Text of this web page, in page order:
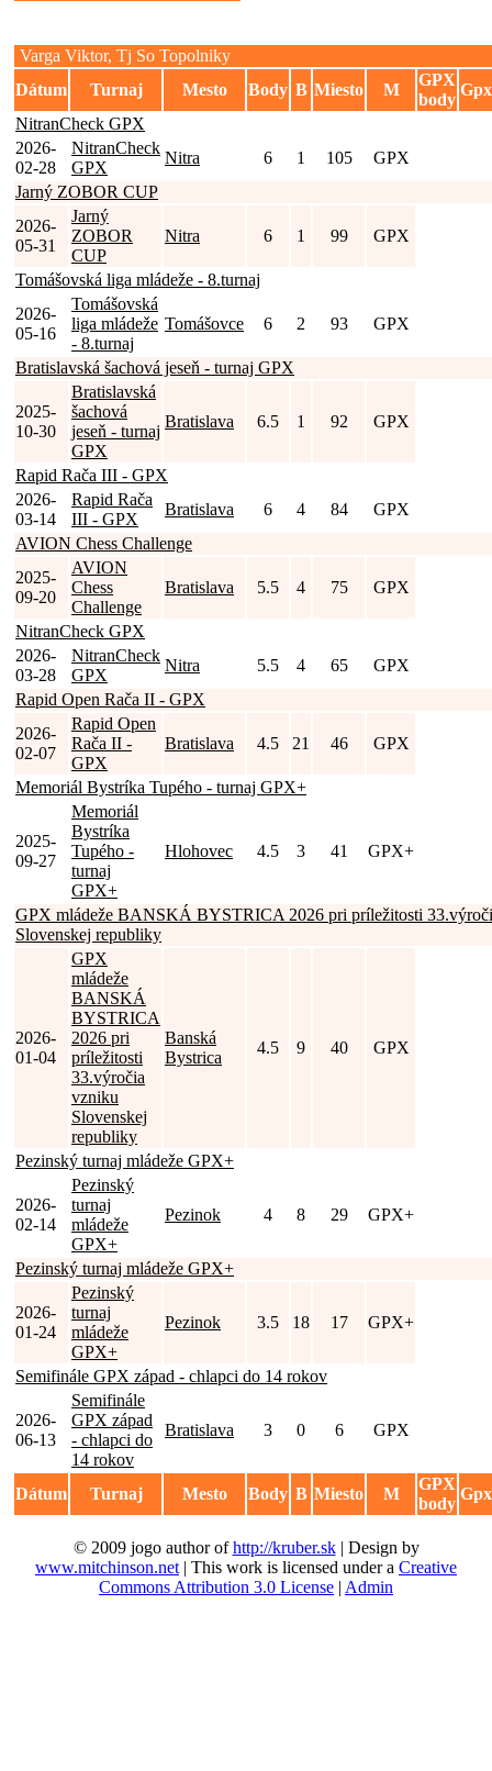
Varga Viktor, Tj So Topolniky
Dátum
Turnaj Mesto Body B Miesto M
GPX
body
Gpx
NitranCheck GPX
2026-
02-28
NitranCheck
GPX
Nitra 6 1 105
GPX
Jarný ZOBOR CUP
2026-
05-31
Jarný
ZOBOR
CUP
Nitra 6 1 99 GPX
Tomášovská liga mládeže - 8.turnaj
2026-
05-16
Tomášovská
liga mládeže
- 8.turnaj
Tomášovce 6 2 93 GPX
Bratislavská šachová jeseň - turnaj GPX
2025-
10-30
Bratislavská
šachová
jeseň - turnaj
GPX
Bratislava 6.5 1 92 GPX
Rapid Rača III - GPX
2026-
03-14
Rapid Rača
III - GPX
Bratislava 6 4 84
GPX
AVION Chess Challenge
2025-
09-20
AVION
Chess
Challenge
Bratislava 5.5 4 75 GPX
NitranCheck GPX
2026-
03-28
NitranCheck
GPX
Nitra 5.5 4 65
GPX
Rapid Open Rača II - GPX
2026-
02-07
Rapid Open
Rača II -
GPX
Bratislava 4.5 21 46 GPX
Memoriál Bystríka Tupého - turnaj GPX+
2025-
09-27
Memoriál
Bystríka
Tupého -
turnaj
GPX+
Hlohovec 4.5 3 41 GPX+
GPX mládeže BANSKÁ BYSTRICA 2026 pri príležitosti
Slovenskej republiky
2026-
01-04
GPX
mládeže
BANSKÁ
BYSTRICA
2026 pri
príležitosti
33.výročia
vzniku
Slovenskej
republiky
Banská
Bystrica
4.5 9 40 GPX
Pezinský turnaj mládeže GPX+
2026-
02-14
Pezinský
turnaj
mládeže
GPX+
Pezinok 4 8 29 GPX+
Pezinský turnaj mládeže GPX+
2026-
01-24
Pezinský
turnaj
mládeže
GPX+
Pezinok 3.5 18 17 GPX+
Semifinále GPX západ - chlapci do 14 rokov
2026-
06-13
Semifinále
GPX západ
- chlapci do
14 rokov
Bratislava 3 0 6 GPX
Dátum Turnaj Mesto Body B Miesto M
GPX
body
Gpx
© 2009 jogo author ofhttp://kruber.sk| Design by
www.mitchinson.net | This work is licensed under a Creative
Commons Attribution 3.0 License | Admin